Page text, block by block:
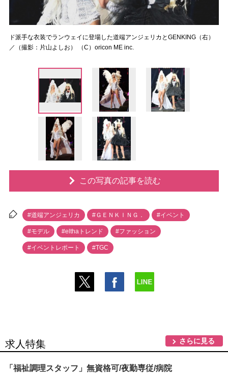
ド派手な衣装でランウェイに登場した道端アンジェリカとGENKING（右）
／（撮影：片山よしお） （C）oricon ME inc.
この写真の記事を読む
#道端アンジェリカ #ＧＥＮＫＩＮＧ． #イベント
#モデル #elthaトレンド #ファッション
#イベントレポート #TGC
求人特集 さらに見る
「福祉調理スタッフ」無資格可/夜勤専従/病院